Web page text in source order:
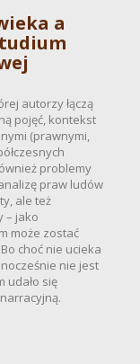
a
autorzy łączą
pojęć, kontekst
(prawnymi,
problemy
praw ludów
ale też
– jako
może zostać
choć nie ucieka
nie jest
udało się